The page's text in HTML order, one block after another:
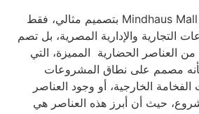
يتمتع Mindhaus Mall New Katameya بتصميم مثالي، فقط
التجارية والإدارية المصرية، بل تصم
العناصر الحضارية المميزة، التي
مصمم على نطاق المشروعات
الخارجية، أو وجود العناصر
حيث أن أبرز هذه العناصر هي